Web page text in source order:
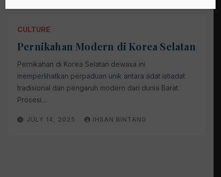
CULTURE
Pernikahan Modern di Korea Selatan
Pernikahan di Korea Selatan dewasa ini
memperlihatkan perpaduan unik antara adat istiadat
tradisional dan pengaruh modern dari dunia Barat.
Prosesi…
JULY 14, 2025 IHSAN BINTANG